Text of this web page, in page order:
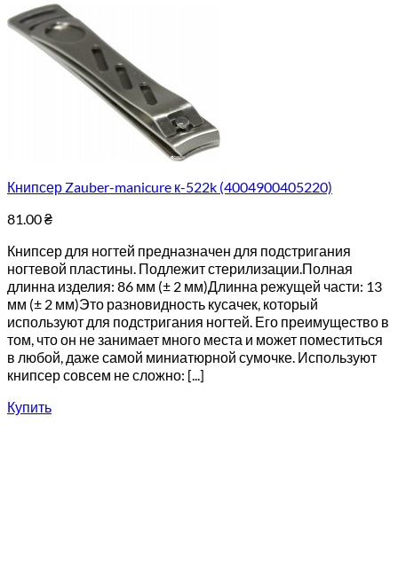
Книпсер Zauber-manicure к-522k (4004900405220)
81.00₴
Книпсер для ногтей предназначен для подстригания
ногтевой пластины. Подлежит стерилизации.Полная
длинна изделия: 86 мм (± 2 мм)Длинна режущей части: 13
мм (± 2 мм)Это разновидность кусачек, который
используют для подстригания ногтей. Его преимущество в
том, что он не занимает много места и может поместиться
в любой, даже самой миниатюрной сумочке. Используют
книпсер совсем не сложно: [...]
Купить